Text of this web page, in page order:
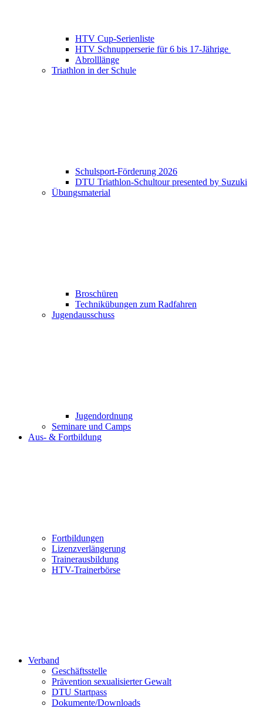
HTV Cup-Serienliste
HTV Schnupperserie für 6 bis 17-Jährige
Abrolllänge
Triathlon in der Schule
Schulsport-Förderung 2026
DTU Triathlon-Schultour presented by Suzuki
Übungsmaterial
Broschüren
Technikübungen zum Radfahren
Jugendausschuss
Jugendordnung
Seminare und Camps
Aus- & Fortbildung
Fortbildungen
Lizenzverlängerung
Trainerausbildung
HTV-Trainerbörse
Verband
Geschäftsstelle
Prävention sexualisierter Gewalt
DTU Startpass
Dokumente/Downloads